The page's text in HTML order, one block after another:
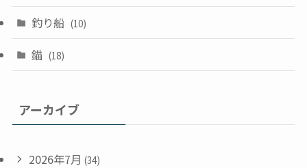
釣り船 (10)
錨 (18)
アーカイブ
2026年7月 (34)